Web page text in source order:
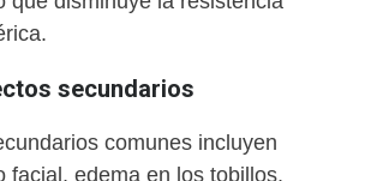
secundarios
comunes incluyen
facial, edema en los tobillos,